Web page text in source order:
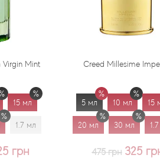
Creed Millesime Imperial
5 мл 10 мл 15 мл
20 мл 1.7 мл
475 грн
5 мл
20 мл